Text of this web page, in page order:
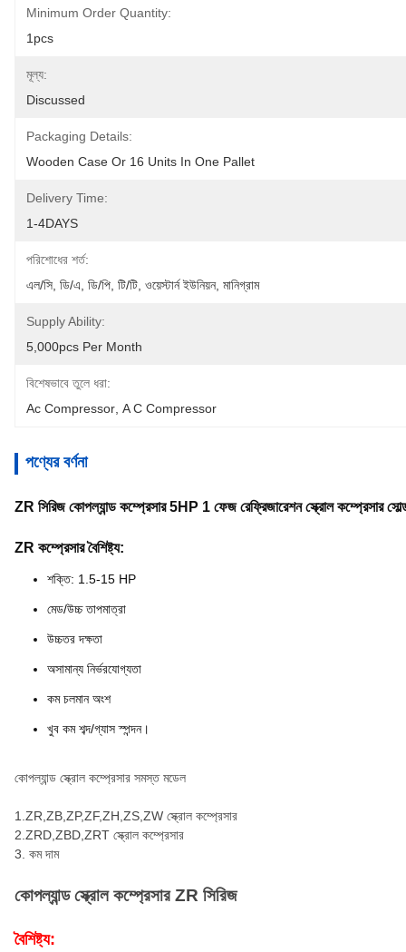
Minimum Order Quantity:
1pcs
মূল্য:
Discussed
Packaging Details:
Wooden Case Or 16 Units In One Pallet
Delivery Time:
1-4DAYS
পরিশোধের শর্ত:
এল/সি, ডি/এ, ডি/পি, টি/টি, ওয়েস্টার্ন ইউনিয়ন, মানিগ্রাম
Supply Ability:
5,000pcs Per Month
বিশেষভাবে তুলে ধরা:
Ac Compressor A C Compressor
পণ্যের বর্ণনা
ZR সিরিজ কোপল্যান্ড কম্প্রেসার 5HP 1 ফেজ রেফ্রিজারেশন স্ক্রোল কম্প্রেসার
ZR কম্প্রেসার বৈশিষ্ট্য:
শক্তি: 1.5-15 HP
মেড/উচ্চ তাপমাত্রা
উচ্চতর দক্ষতা
অসামান্য নির্ভরযোগ্যতা
কম চলমান অংশ
খুব কম শব্দ/গ্যাস স্পন্দন।
কোপল্যান্ড স্ক্রোল কম্প্রেসার সমস্ত মডেল
1.ZR,ZB,ZP,ZF,ZH,ZS,ZW স্ক্রোল কম্প্রেসার
2.ZRD,ZBD,ZRT স্ক্রোল কম্প্রেসার
3. কম দাম
কোপল্যান্ড স্ক্রোল কম্প্রেসার ZR সিরিজ
বৈশিষ্ট্য: